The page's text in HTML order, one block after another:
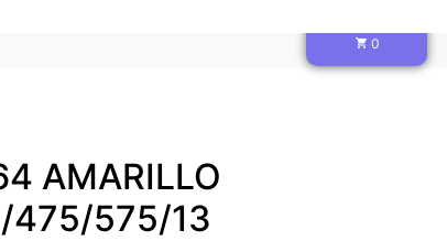
AMARILLO
475/575/13
0